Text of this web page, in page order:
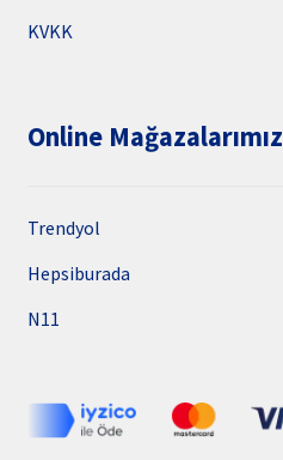
KVKK
Online Mağazalarımız
Trendyol
Hepsiburada
N11